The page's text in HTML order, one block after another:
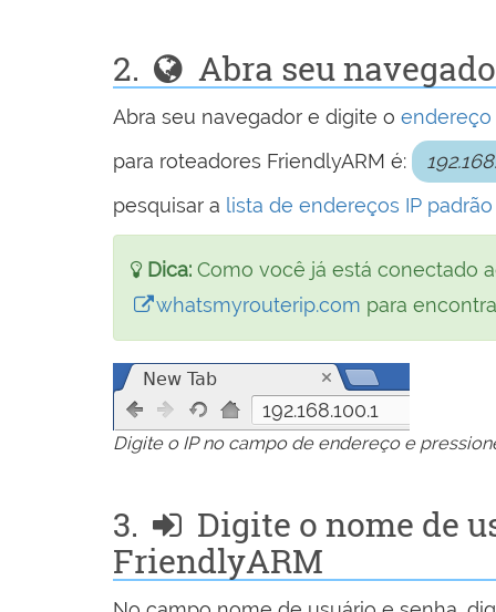
2. Abra seu
Abra seu navegador e digite o endereço
para roteadores FriendlyARM é:
pesquisar a lista de endereços IP
Dica: Como você já está conectado
whatsmyrouterip.com para
192.168.100.1
Digite o IP no campo de endereço e
3.
Digite o nome de
FriendlyARM